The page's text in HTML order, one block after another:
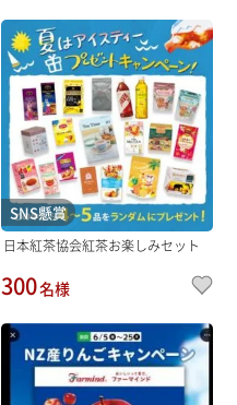
SNS懸賞
日本紅茶協会紅茶お楽しみセット
300名様